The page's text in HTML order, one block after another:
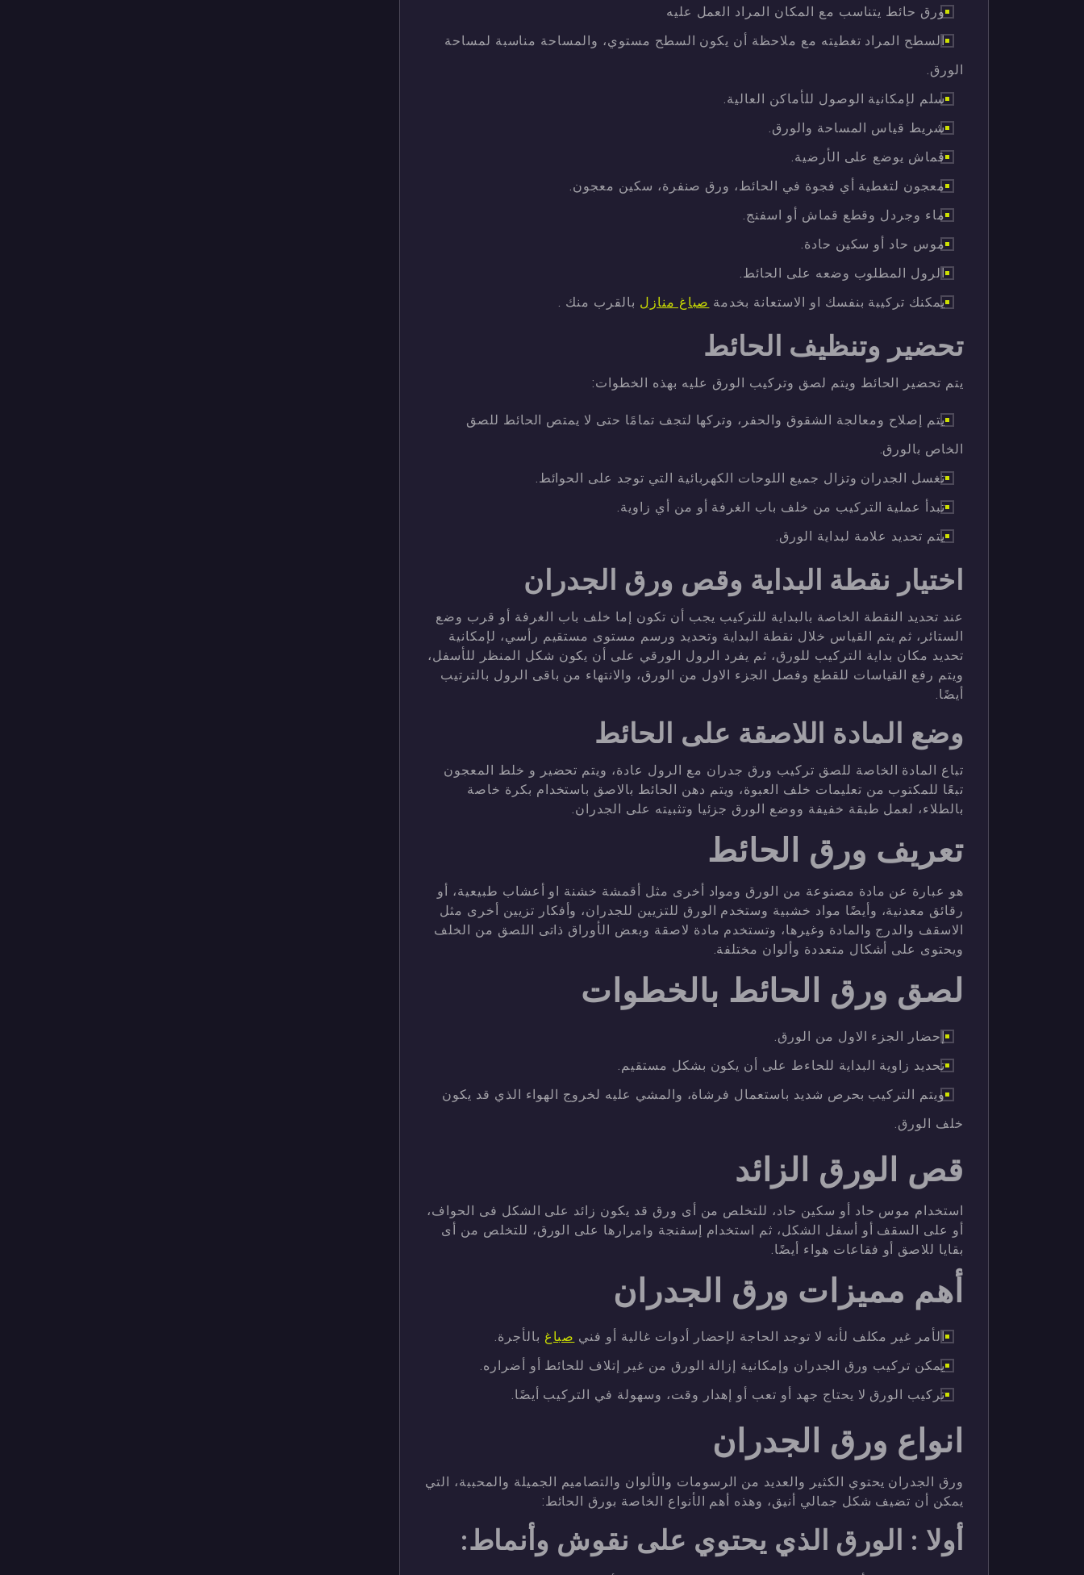
ورق حائط يتناسب مع المكان المراد العمل عليه
السطح المراد تغطيته مع ملاحظة أن يكون السطح مستوي، والمساحة مناسبة لمساحة
الورق.
سلم لإمكانية الوصول للأماكن العالية.
شريط قياس المساحة والورق.
قماش يوضع على الأرضية.
معجون لتغطية أي فجوة في الحائط، ورق صنفرة، سكين معجون.
ماء وجردل وقطع قماش أو اسفنج.
موس حاد أو سكين حادة.
الرول المطلوب وضعه على الحائط.
يمكنك تركيبة بنفسك او الاستعانة بخدمة صباغ منازل بالقرب منك .
تحضير وتنظيف الحائط
يتم تحضير الحائط ويتم لصق وتركيب الورق عليه بهذه الخطوات:
يتم إصلاح ومعالجة الشقوق والحفر، وتركها لتجف تمامًا حتى لا يمتص الحائط للصق
الخاص بالورق.
تغسل الجدران وتزال جميع اللوحات الكهربائية التي توجد على الحوائط.
تبدأ عملية التركيب من خلف باب الغرفة أو من أي زاوية.
يتم تحديد علامة لبداية الورق.
اختيار نقطة البداية وقص ورق الجدران
عند تحديد النقطة الخاصة بالبداية للتركيب يجب أن تكون إما خلف باب الغرفة أو قرب وضع
الستائر، ثم يتم القياس خلال نقطة البداية وتحديد ورسم مستوى مستقيم رأسي، لإمكانية
تحديد مكان بداية التركيب للورق، ثم يفرد الرول الورقي على أن يكون شكل المنظر للأسفل،
ويتم رفع القياسات للقطع وفصل الجزء الاول من الورق، والانتهاء من باقى الرول بالترتيب
أيضًا.
وضع المادة اللاصقة على الحائط
تباع المادة الخاصة للصق تركيب ورق جدران مع الرول عادة، ويتم تحضير و خلط المعجون
تبعًا للمكتوب من تعليمات خلف العبوة، ويتم دهن الحائط بالاصق باستخدام بكرة خاصة
بالطلاء، لعمل طبقة خفيفة ووضع الورق جزئيا وتثبيته على الجدران.
تعريف ورق الحائط
هو عبارة عن مادة مصنوعة من الورق ومواد أخرى مثل أقمشة خشنة او أعشاب طبيعية، أو
رقائق معدنية، وأيضًا مواد خشبية وستخدم الورق للتزيين للجدران، وأفكار تزيين أخرى مثل
الاسقف والدرج والمادة وغيرها، وتستخدم مادة لاصقة وبعض الأوراق ذاتى اللصق من الخلف
ويحتوى على أشكال متعددة وألوان مختلفة.
لصق ورق الحائط بالخطوات
إحضار الجزء الاول من الورق.
تحديد زاوية البداية للحاءط على أن يكون بشكل مستقيم.
ويتم التركيب بحرص شديد باستعمال فرشاة، والمشي عليه لخروج الهواء الذي قد يكون
خلف الورق.
قص الورق الزائد
استخدام موس حاد أو سكين حاد، للتخلص من أى ورق قد يكون زائد على الشكل فى الحواف،
أو على السقف أو أسفل الشكل، ثم استخدام إسفنجة وامرارها على الورق، للتخلص من أى
بقايا للاصق أو فقاعات هواء أيضًا.
أهم مميزات ورق الجدران
الأمر غير مكلف لأنه لا توجد الحاجة لإحضار أدوات غالية أو فني صباغ بالأجرة.
يمكن تركيب ورق الجدران وإمكانية إزالة الورق من غير إتلاف للحائط أو أضراره.
تركيب الورق لا يحتاج جهد أو تعب أو إهدار وقت، وسهولة في التركيب أيضًا.
انواع ورق الجدران
ورق الجدران يحتوي الكثير والعديد من الرسومات والألوان والتصاميم الجميلة والمحببة، التي
يمكن أن تضيف شكل جمالي أنيق، وهذه أهم الأنواع الخاصة بورق الحائط:
أولا : الورق الذي يحتوي على نقوش وأنماط: